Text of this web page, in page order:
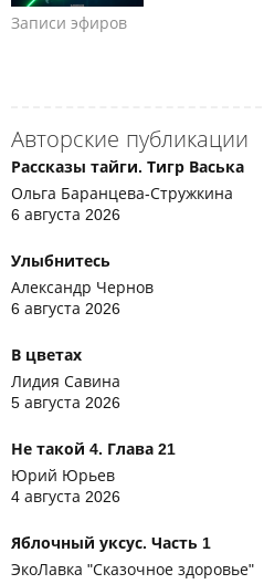
Записи эфиров
Авторские публикации
Рассказы тайги. Тигр Васька
Ольга Баранцева-Стружкина
6 августа 2026
Улыбнитесь
Александр Чернов
6 августа 2026
В цветах
Лидия Савина
5 августа 2026
Не такой 4. Глава 21
Юрий Юрьев
4 августа 2026
Яблочный уксус. Часть 1
ЭкоЛавка "Сказочное здоровье"